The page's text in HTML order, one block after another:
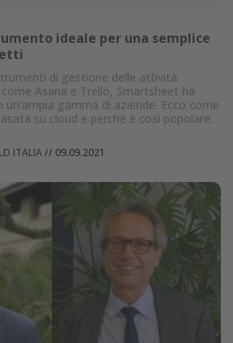
ideale per una semplice
di gestione delle attività
Asana e Trello, Smartsheet ha
gamma di aziende. Ecco come
su cloud e perché è così popolare.
ITALIA// 09.09.2021